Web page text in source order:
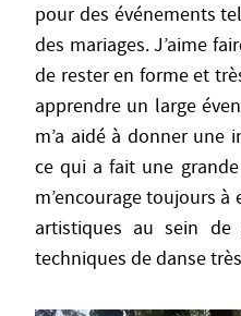
pour des événements
des mariages. J’aime
de rester en forme et
apprendre un large
m’a aidé à donner une
ce qui a fait une
m’encourage toujours à
artistiques au sein
techniques de danse